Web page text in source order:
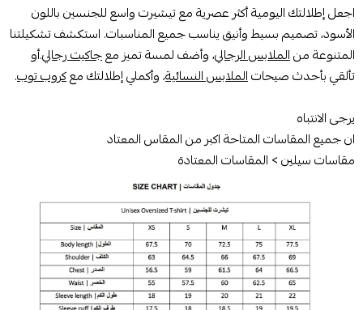
اجعل إطلالتك اليومية أكثر عصرية مع تيشيرت واسع للجنسين باللون
الأسود، تصميم بسيط وأنيق يناسب جميع المناسبات. استكشف تشكيلتنا
المتنوعة منالملابس الرجالي، وأضف لمسة تميز معجاكيت رجالي.أو
تألقي بأحدث صيحاتالملابس النسائية، وأكملي إطلالتك معكروب توب.
يرجى الانتباه
ان جميع المقاسات المتاحة اكبر من المقاس المعتاد
مقاسات سيلين > المقاسات المعتادة